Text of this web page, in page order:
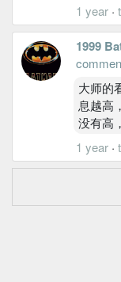
1 year ·
1999
大师的
息越高
没有高
1 year ·